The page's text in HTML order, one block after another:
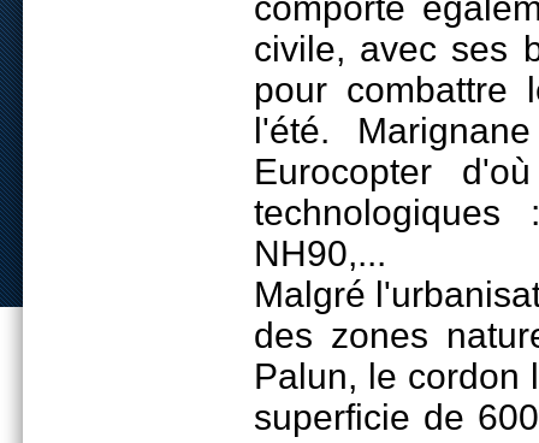
civile, avec ses
pour combattre
l'été.
Eurocopter
NH90,...
Malgré
des zones
Palun, le cordon
superficie de